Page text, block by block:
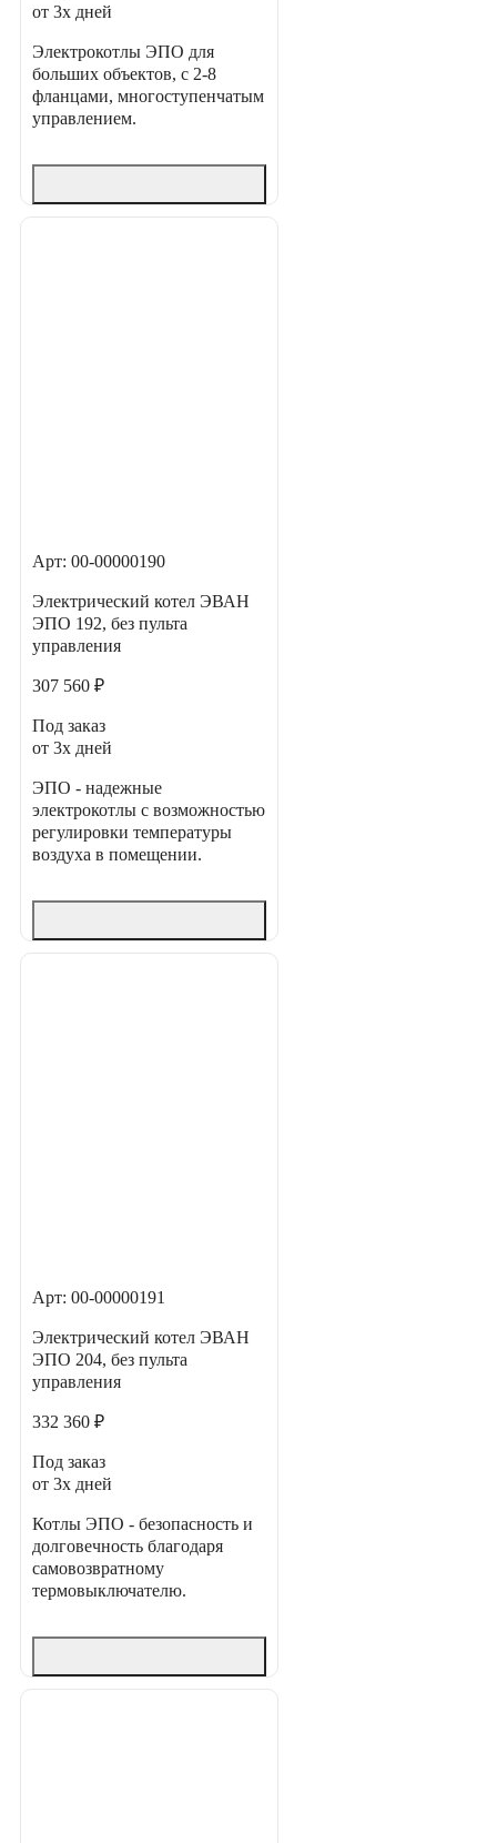
от 3х дней
Электрокотлы ЭПО для
больших объектов, с 2-8
фланцами, многоступенчатым
управлением.
Арт: 00-00000190
Электрический котел ЭВАН
ЭПО 192, без пульта
управления
307 560 ₽
Под заказ
от 3х дней
ЭПО - надежные
электрокотлы с возможностью
регулировки температуры
воздуха в помещении.
Арт: 00-00000191
Электрический котел ЭВАН
ЭПО 204, без пульта
управления
332 360 ₽
Под заказ
от 3х дней
Котлы ЭПО - безопасность и
долговечность благодаря
самовозвратному
термовыключателю.